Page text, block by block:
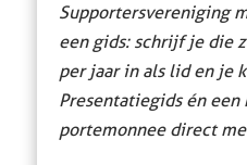
Supportersvereniging
een gids: schrijf je die
per jaar in als lid en je
Presentatiegids én een
portemonnee direct